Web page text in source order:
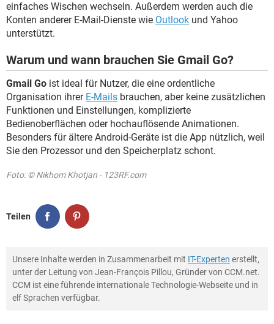
einfaches Wischen wechseln. Außerdem werden auch die
Konten anderer E-Mail-Dienste wie Outlook und Yahoo
unterstützt.
Warum und wann brauchen Sie Gmail Go?
Gmail Go ist ideal für Nutzer, die eine ordentliche
Organisation ihrer E-Mails brauchen, aber keine zusätzlichen
Funktionen und Einstellungen, komplizierte
Bedienoberflächen oder hochauflösende Animationen.
Besonders für ältere Android-Geräte ist die App nützlich, weil
Sie den Prozessor und den Speicherplatz schont.
Foto: © Nikhom Khotjan - 123RF.com
Teilen
Unsere Inhalte werden in Zusammenarbeit mit IT-Experten erstellt,
unter der Leitung von Jean-François Pillou, Gründer von CCM.net.
CCM ist eine führende internationale Technologie-Webseite und in
elf Sprachen verfügbar.